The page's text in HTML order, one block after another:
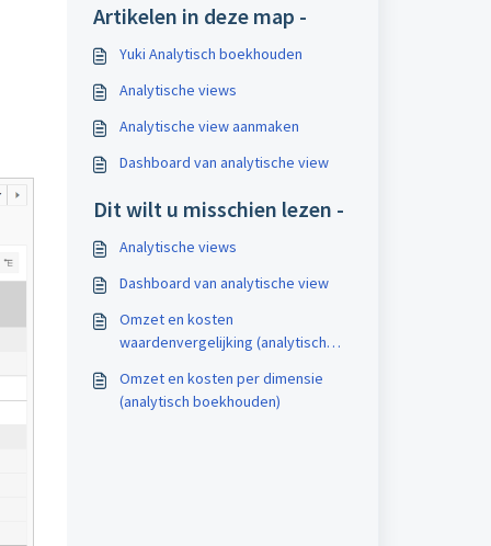
Artikelen in deze map -
Yuki Analytisch boekhouden
Analytische views
Analytische view aanmaken
Dashboard van analytische view
Dit wilt u misschien lezen -
Analytische views
Dashboard van analytische view
Omzet en kosten
waardenvergelijking (analytisch
Omzet en kosten per dimensie
(analytisch boekhouden)